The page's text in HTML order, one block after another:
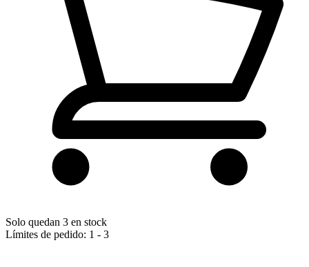
Solo quedan 3 en stock
Límites de pedido: 1 - 3